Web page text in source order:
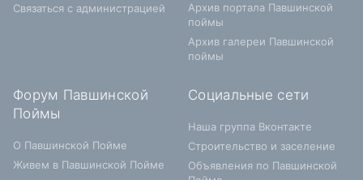
Связаться с администрацией
Архив портала Павшинской
поймы
Архив галереи Павшинской
поймы
Форум Павшинской
Поймы
О Павшинской Пойме
Живем в Павшинской Пойме
Социальные сети
Наша группа Вконтакте
Строительство и заселение
Объявления по Павшинской